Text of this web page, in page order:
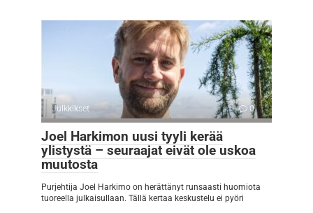
Julkkikset 0
Joel Harkimon uusi tyyli kerää
ylistystä – seuraajat eivät ole uskoa
muutosta
Purjehtija Joel Harkimo on herättänyt runsaasti huomiota
tuoreella julkaisullaan. Tällä kertaa keskustelu ei pyöri